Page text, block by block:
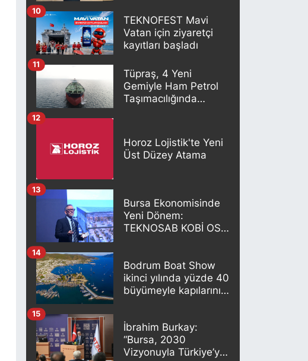
TEKNOFEST Mavi
Vatan için ziyaretçi
kayıtları başladı
10
Tüpraş, 4 Yeni
Gemiyle Ham Petrol
Taşımacılığında
11
Horoz Lojistik'te Yeni
Üst Düzey Atama
12
Bursa Ekonomisinde
Yeni Dönem:
TEKNOSAB KOBİ OSB
13
Bodrum Boat Show
ikinci yılında yüzde 40
büyümeyle kapılarını
14
İbrahim Burkay:
“Bursa, 2030
Vizyonuyla Türkiye’yi
15